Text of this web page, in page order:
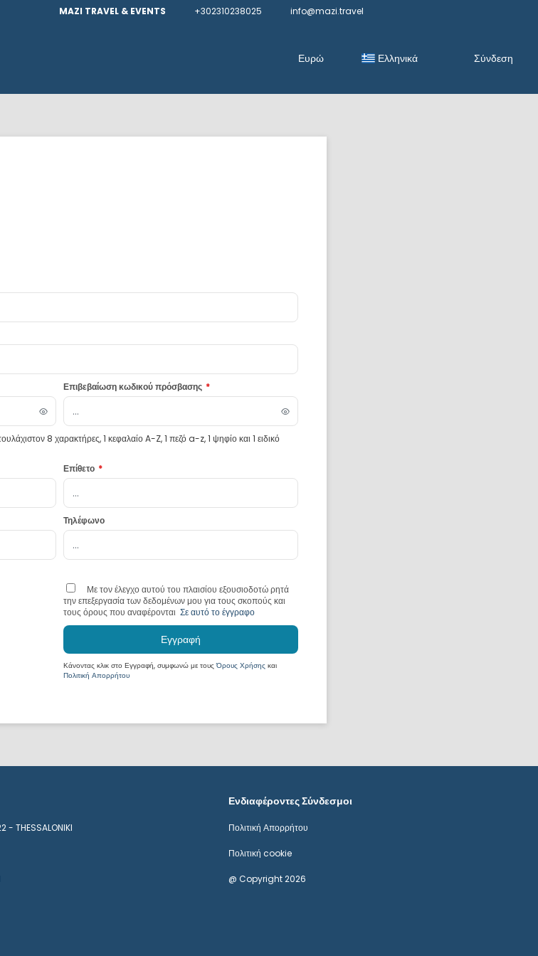
MAZI TRAVEL & EVENTS +302310238025 info@mazi.travel
Ευρώ Ελληνικά Σύνδεση
Επιβεβαίωση κωδικού πρόσβασης *
8 χαρακτήρες, 1 κεφαλαίο A-Z, 1 πεζό a-z, 1 ψηφίο και 1 ειδικό
Επίθετο *
Τηλέφωνο
Με τον έλεγχο αυτού του πλαισίου εξουσιοδοτώ ρητά
την επεξεργασία των δεδομένων μου για τους σκοπούς και
τους όρους που αναφέρονται Σε αυτό το έγγραφο
Εγγραφή
Κάνοντας κλικ στο Εγγραφή, συμφωνώ με τουςΌρους Χρήσης και
Πολιτική Απορρήτου
- THESSALONIKI
Ενδιαφέροντες Σύνδεσμοι
Πολιτική Απορρήτου
Πολιτική cookie
@ Copyright 2026